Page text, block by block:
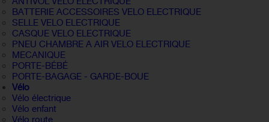
BATTERIE ACCESSOIRES VELO ELECTRIQUE
SELLE VELO ELECTRIQUE
CASQUE VELO ELECTRIQUE
PNEU CHAMBRE A AIR VELO ELECTRIQUE
MECANIQUE
PORTE-BÉBÉ
PORTE-BAGAGE - GARDE-BOUE
Vélo
Vélo électrique
Vélo enfant
Vélo route